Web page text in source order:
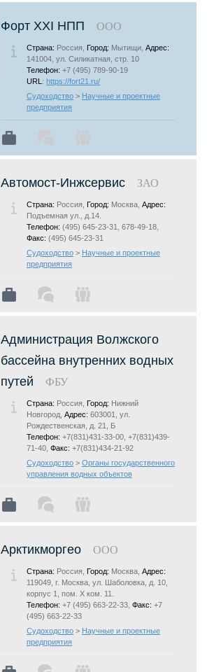
Форт XXI НПП ООО
Страна: Россия, Город: Мытищи, Адрес:
141004, ул. Силикатная, стр. 10
Телефон: +7 (495) 789-90-19
URL : https://fort21.ru/
Судоходство > Научные и проектные
предприятия
Автомост-Инжсервис ЗАО
Страна: Россия, Город: Москва, Адрес:
Подъемная ул., д.14.
Телефон: (495) 645-23-31, 678-49-18,
Факс: (495) 645-23-31
Судоходство > Научные и проектные
предприятия
Администрация Волжского
бассейна внутренних водных
путей
ФБУ
Страна: Россия, Город: Нижний
Новгород, Адрес: 603001, ул.
Рождественская, д. 21, Б
Телефон: +7(831)431-33-00, +7(831)439-
71-40, Факс: +7(831)434-21-92
Судоходство > Органы государственного
управления водных объектов
Арктикморгео ООО
Страна: Россия, Город: Москва, Адрес:
119049, г. Москва, ул. Шаболовка, д. 10,
корпус 1, пом. Х ком. 11.
Телефон: +7 (495) 663-22-33, Факс: +7
(495) 663-22-33
Судоходство > Научные и проектные
предприятия